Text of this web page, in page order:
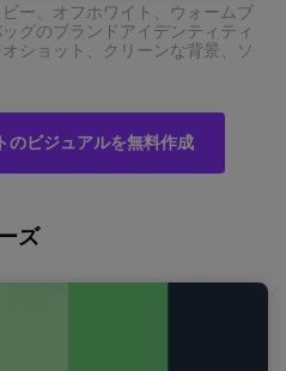
ー、オフホワイト、ウォームブ
グのブランドアイデンティティ
ショット、クリーンな背景、ソ
のビジュアルを無料作成
ズ